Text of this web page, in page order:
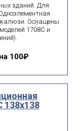
зданий. Для
жалюзи. Оснащены
1708С и
100₽